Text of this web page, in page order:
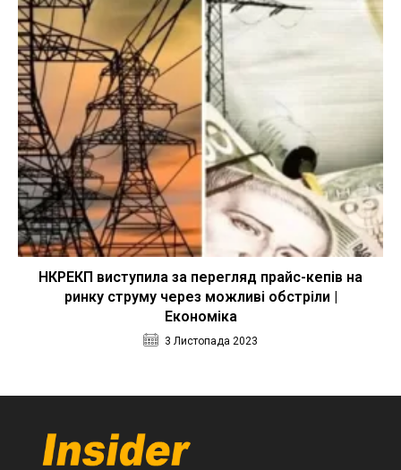
НКРЕКП виступила за перегляд прайс-кепів на
ринку струму через можливі обстріли |
Економіка
3 Листопада 2023